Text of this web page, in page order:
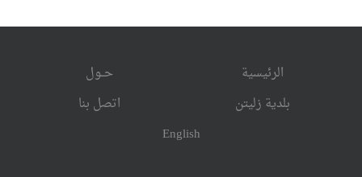
الرئيسية
حــول
بلدية زليتن
اتصل بنا
English